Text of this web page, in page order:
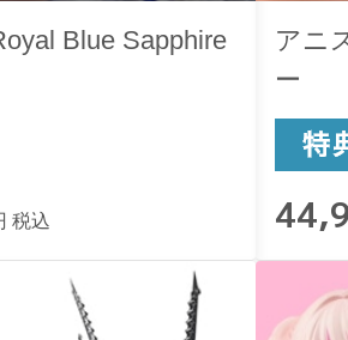
Blue Sapphire
税込
アニ
ー